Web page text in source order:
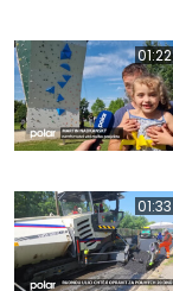
01:22
01:33